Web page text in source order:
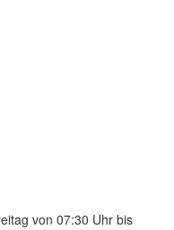
von 07:30 Uhr bis